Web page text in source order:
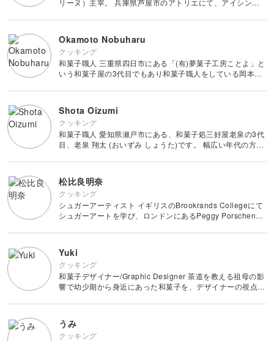
リーヌ）主宰。 兵庫県芦屋市のアトリエにて、アイシング
で幅広い内容のレッスンを開催。 全国各地での出張レッス
Okamoto Nobuharu
クッキング
和菓子職人 三重県四日市にある「(有)夢菓子工房ことよ」と
いう和菓子屋の3代目でもあり和菓子職人をしている岡本伸
国内では大学や専門学校で非常勤講師として教えたりプロの
Shota Oizumi
クッキング
和菓子職人 愛知県瀬戸市にある、和菓子処三好屋老泉の3代
目、老泉 翔太 (おいずみ しょうた)です。 幅広い年代の方に
可愛らしい見た目の創作和菓子まで、「見て楽しい、
松比良明奈
クッキング
シュガーアーティスト イギリスのBrookrands Collegeにて
シュガーアートを学び、ロンドンにあるPeggy Porschenの
数々の賞を受賞し、2011年に帰国。現
Yuki
クッキング
和菓子デザイナー/Graphic Designer 茶道を教える祖母の影
響で幼少期から身近にあった和菓子を、デザイナーの視点で
や日々の暮らしの中で感じたものを、和菓子
うみ
クッキング